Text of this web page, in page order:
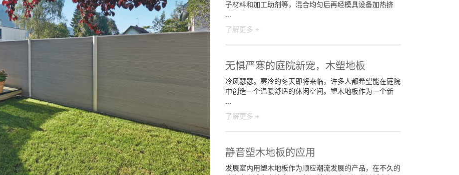
子材料和加工助剂等，混合均匀后再经模具设备加热挤
了解更多 +
无惧严寒的庭院新宠，木塑地板
冷风瑟瑟。寒冷的冬天即将来临，许多人都希望能在庭院
中创造一个温暖舒适的休闲空间。塑木地板作为一个新
了解更多 +
静音塑木地板的应用
发展室内用塑木地板作为顺应潮流发展的产品，在不久的